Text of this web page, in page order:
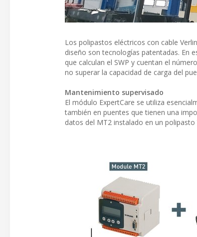
Los polipastos eléctricos con cable
diseño son tecnologías patentadas. En
que calculan el SWP y cuentan el
no superar la capacidad de carga del
Mantenimiento supervisado
El módulo ExpertCare se utiliza
también en puentes que tienen una
datos del MT2 instalado en un